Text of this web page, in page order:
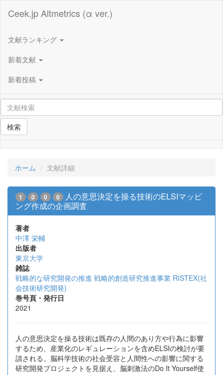
Ceek.jp Altmetrics (α ver.)
文献ランキング
新着文献
新着投稿
検索
ホーム 文献詳細
1 0 0 0
人の意思決定を操る技術のELSIマッピ
ング作成の企画調査
著者
中澤 栄輔
出版者
東京大学
雑誌
戦略的な研究開発の推進 戦略的創造研究推進事業 RISTEX(社
会技術研究開発)
巻号頁・発行日
2021
人の意思決定を操る技術は既存の人間のあり方や行為に影響
するため、産業化のレギュレーションを含めELSIの検討が要
請される。脳科学技術の社会受容と人間性への影響に関する
研究開発プロジェクトを見据え、脳刺激法のDo It Yourself使